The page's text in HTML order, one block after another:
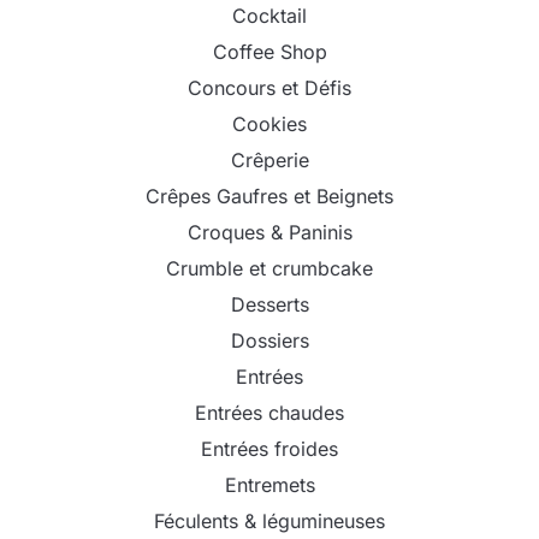
Cocktail
Coffee Shop
Concours et Défis
Cookies
Crêperie
Crêpes Gaufres et Beignets
Croques & Paninis
Crumble et crumbcake
Desserts
Dossiers
Entrées
Entrées chaudes
Entrées froides
Entremets
Féculents & légumineuses